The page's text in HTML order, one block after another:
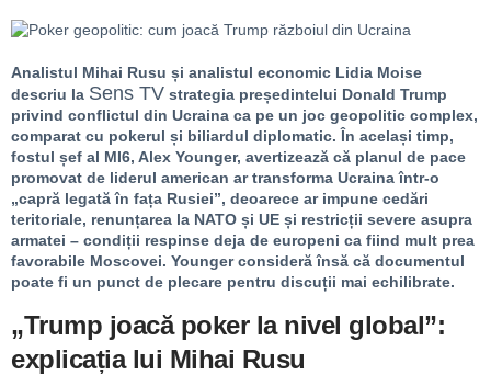
Analistul Mihai Rusu și analistul economic Lidia Moise
descriu la Sens TV strategia președintelui Donald Trump
privind conflictul din Ucraina ca pe un joc geopolitic complex,
comparat cu pokerul și biliardul diplomatic. În același timp,
fostul șef al MI6, Alex Younger, avertizează că planul de pace
promovat de liderul american ar transforma Ucraina într-o
„capră legată în fața Rusiei”, deoarece ar impune cedări
teritoriale, renunțarea la NATO și UE și restricții severe asupra
armatei – condiții respinse deja de europeni ca fiind mult prea
favorabile Moscovei. Younger consideră însă că documentul
poate fi un punct de plecare pentru discuții mai echilibrate.
„Trump joacă poker la nivel global”:
explicația lui Mihai Rusu